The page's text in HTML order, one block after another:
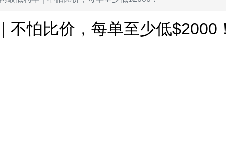
不怕比价，每单至少低$2000